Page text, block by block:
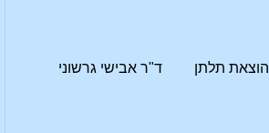
הוצאת תלתן ד"ר אבישי גרשוני